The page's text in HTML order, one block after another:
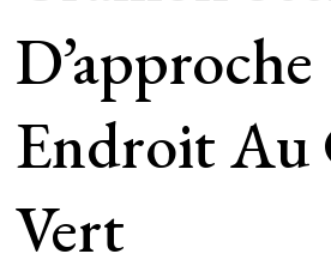
D’approche
Endroit Au
Vert